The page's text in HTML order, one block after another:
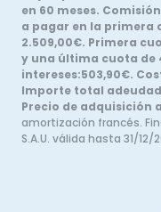
en 60 meses.
a pagar en la
2.509,00€. Primera
y una última cuota de
intereses:503,90€.
Importe total
Precio de adquisición
amortización francés.
S.A.U. válida hasta 31/12/